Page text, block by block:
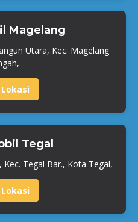
Magelang
Utara, Kec. Magelang
Tegal
Kec. Tegal Bar., Kota Tegal,